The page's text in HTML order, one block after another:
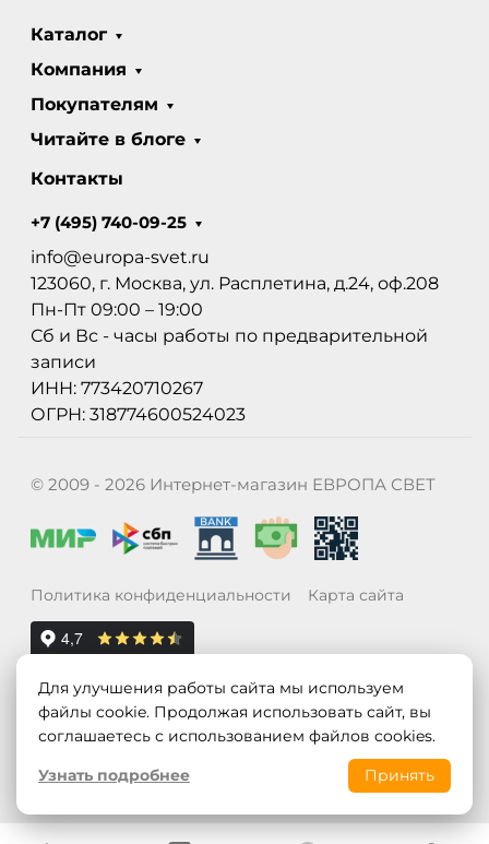
Каталог
Компания
Покупателям
Читайте в блоге
Контакты
+7 (495) 740-09-25
info@europa-svet.ru
123060, г. Москва, ул. Расплетина, д.24, оф.208
Пн-Пт 09:00 – 19:00
Сб и Вс - часы работы по предварительной
записи
ИНН: 773420710267
ОГРН: 318774600524023
© 2009 - 2026 Интернет-магазин ЕВРОПА СВЕТ
Политика конфиденциальности Карта сайта
Для улучшения работы сайта мы используем
файлы cookie. Продолжая использовать сайт, вы
соглашаетесь с использованием файлов cookies.
Узнать подробнее
Принять